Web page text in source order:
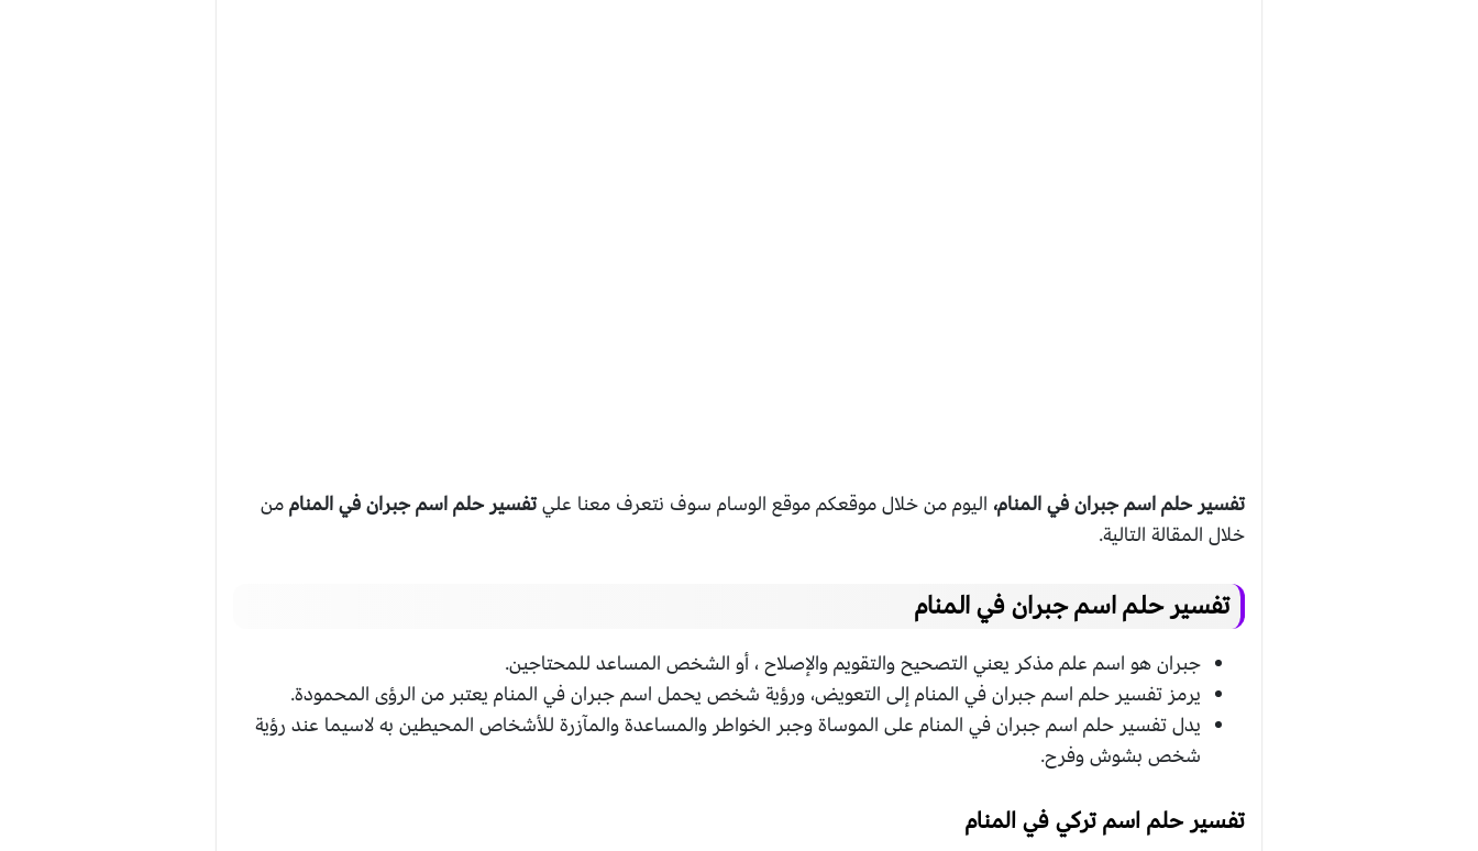
تفسير حلم اسم جبران في المنام، اليوم من خلال موقعكم موقع الوسام سوف نتعرف معنا عليتفسير حلم اسم جبران في المناممن
خلال المقالة التالية.
تفسير حلم اسم جبران في المنام
جبران هو اسم علم مذكر يعني التصحيح والتقويم والإصلاح ، أو الشخص المساعد للمحتاجين.
يرمز تفسير حلم اسم جبران في المنام إلى التعويض، ورؤية شخص يحمل اسم جبران في المنام يعتبر من الرؤى المحمودة.
يدل تفسير حلم اسم جبران في المنام على الموساة وجبر الخواطر والمساعدة والمآزرة للأشخاص المحيطين به لاسيما عند رؤية
شخص بشوش وفرح.
تفسير حلم اسم تركي في المنام